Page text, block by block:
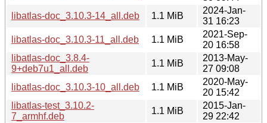
libatlas-doc_3.10.3-14_all.deb
1.1 MiB
2024-Jan-
31 16:23
libatlas-doc_3.10.3-11_all.deb
1.1 MiB
2021-Sep-
20 16:58
libatlas-doc_3.8.4-
9+deb7u1_all.deb
1.1 MiB
2013-May-
27 09:08
libatlas-doc_3.10.3-10_all.deb
1.1 MiB
2020-May-
20 15:42
libatlas-test_3.10.2-
7_armhf.deb
1.1 MiB
2015-Jan-
29 22:42